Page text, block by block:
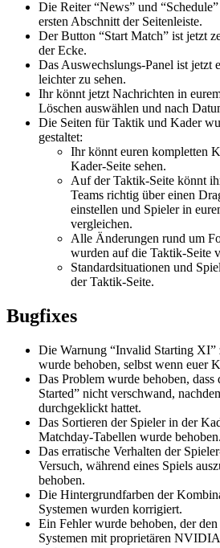
Die Reiter “News” und
ersten Abschnitt der Seitenleiste.
Der Button “Start Match” ist jetzt
der Ecke.
Das Auswechslungs-Panel ist jetzt
leichter zu sehen.
Ihr könnt jetzt Nachrichten in
Löschen auswählen und nach
Die Seiten für Taktik und Kader
gestaltet:
Ihr könnt euren kompletten
Kader-Seite sehen.
Auf der Taktik-Seite könnt
Teams richtig über einen
einstellen und Spieler in
vergleichen.
Alle Änderungen rund um
wurden auf die Taktik-Seite
Standardsituationen und
der Taktik-Seite.
Bugfixes
Die Warnung “Invalid Starting XI”
wurde behoben, selbst wenn euer
Das Problem wurde behoben, dass
Started” nicht verschwand,
durchgeklickt hattet.
Das Sortieren der Spieler in der
Matchday-Tabellen wurde behoben.
Das erratische Verhalten der
Versuch, während eines Spiels
behoben.
Die Hintergrundfarben der
Systemen wurden korrigiert.
Ein Fehler wurde behoben, der
Systemen mit proprietären